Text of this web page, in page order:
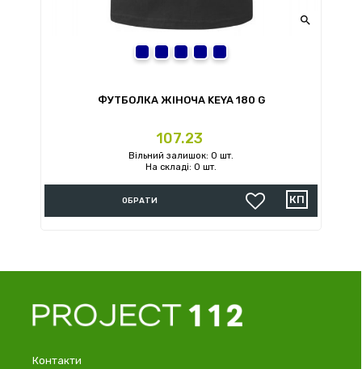

ФУТБОЛКА ЖІНОЧА KEYA 180 G
Ціна
107.23
Вільний залишок: 0 шт.
На складі: 0 шт.
ОБРАТИ
Контакти